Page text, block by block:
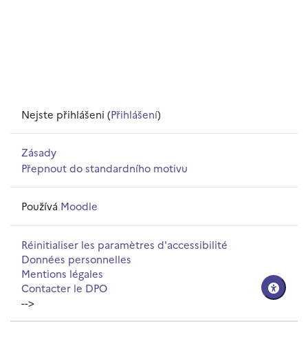
Nejste přihlášeni (Přihlášení)
Zásady
Přepnout do standardního motivu
Používá Moodle
Réinitialiser les paramètres d'accessibilité
Données personnelles
Mentions légales
Contacter le DPO
-->